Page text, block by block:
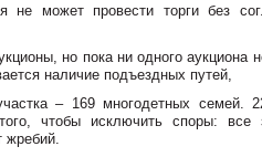
не может провести торги без
но пока ни одного аукциона
наличие подъездных путей,
– 169 многодетных семей.
чтобы исключить споры: все
жребий.